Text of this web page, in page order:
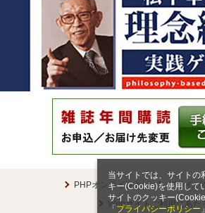
当サイトでは、サイトの
キー(Cookie)を使用して
サイトのクッキー
「 プライバシーポリシー
PHPオンラインとは
プライバ
Webサイトご利用にあた